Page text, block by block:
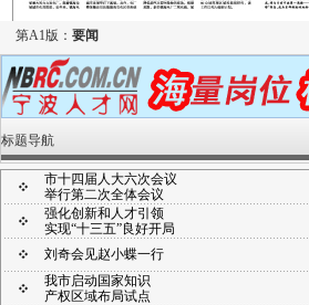
第A1版： 要闻
标题导航
市十四届人大六次会议
举行第二次全体会议
强化创新和人才引领
实现“十三五”良好开局
刘奇会见赵小蝶一行
我市启动国家知识
产权区域布局试点